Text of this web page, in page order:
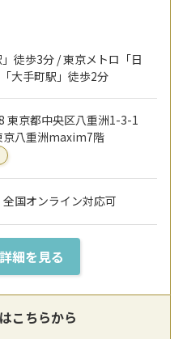
徒歩3分 / 東京メトロ「日
大手町駅」徒歩2分
東京都中央区八重洲1-3-1
八重洲maxim7階
全国オンライン対応可
細を見る
こちらから